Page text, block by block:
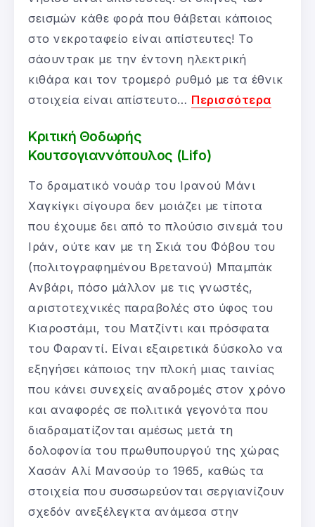
σεισμών κάθε φορά που θάβεται κάποιος
στο νεκροταφείο είναι απίστευτες! Το
σάουντρακ με την έντονη ηλεκτρική
κιθάρα και τον τρομερό ρυθμό με τα έθνικ
στοιχεία είναι απίστευτο… Περισσότερα
Κριτική Θοδωρής
Κουτσογιαννόπουλος (Lifo)
Το δραματικό νουάρ του Ιρανού Μάνι
Χαγκίγκι σίγουρα δεν μοιάζει με τίποτα
που έχουμε δει από το πλούσιο σινεμά του
Ιράν, ούτε καν με τη Σκιά του Φόβου του
(πολιτογραφημένου Βρετανού) Μπαμπάκ
Ανβάρι, πόσο μάλλον με τις γνωστές,
αριστοτεχνικές παραβολές στο ύφος του
Κιαροστάμι, του Ματζίντι και πρόσφατα
του Φαραντί. Είναι εξαιρετικά δύσκολο να
εξηγήσει κάποιος την πλοκή μιας ταινίας
που κάνει συνεχείς αναδρομές στον χρόνο
και αναφορές σε πολιτικά γεγονότα που
διαδραματίζονται αμέσως μετά τη
δολοφονία του πρωθυπουργού της χώρας
Χασάν Αλί Μανσούρ το 1965, καθώς τα
στοιχεία που συσσωρεύονται σεργιανίζουν
σχεδόν ανεξέλεγκτα ανάμεσα στην